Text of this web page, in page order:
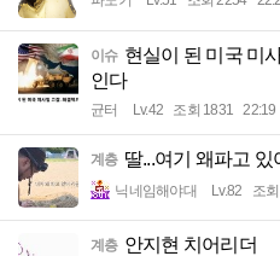
이슈 현실이 된 미국 미
인다
균터 Lv.42 조회 1831 22:19
계층 딸...여기 왜파고 있
닉네임해야대 Lv.82 조
계층 안지현 치어리더